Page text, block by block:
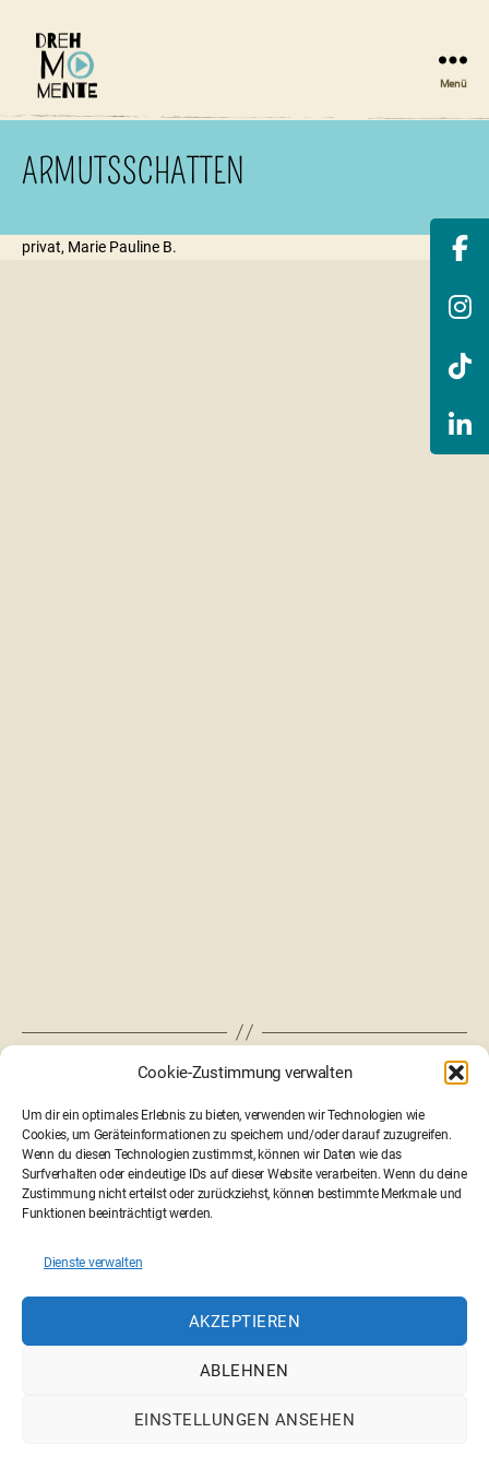
Cookie-Zustimmung verwalten
Um dir ein optimales Erlebnis zu bieten, verwenden wir Technologien wie
Cookies, um Geräteinformationen zu speichern und/oder darauf zuzugreifen.
Wenn du diesen Technologien zustimmst, können wir Daten wie das
Surfverhalten oder eindeutige IDs auf dieser Website verarbeiten. Wenn du deine
Zustimmung nicht erteilst oder zurückziehst, können bestimmte Merkmale und
Funktionen beeinträchtigt werden.
Dienste verwalten
AKZEPTIEREN
ABLEHNEN
EINSTELLUNGEN ANSEHEN
Menü
ARMUTSSCHATTEN
privat, Marie Pauline B.
Arche Noah reloaded
→ Aufräumen nach Ursus Wehrli
© 2026 filmothek der Jugend NRW e.V.
info@filmothek-nrw.de